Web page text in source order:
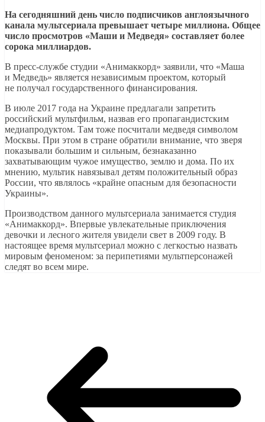
На сегодняшний день число подписчиков англоязычного
канала мультсериала превышает четыре миллиона. Общее
число просмотров «Маши и Медведя» составляет более
сорока миллиардов.
В пресс-службе студии «Анимаккорд» заявили, что «Маша
и Медведь» является независимым проектом, который
не получал государственного финансирования.
В июле 2017 года на Украине предлагали запретить
российский мультфильм, назвав его пропагандистским
медиапродуктом. Там тоже посчитали медведя символом
Москвы. При этом в стране обратили внимание, что зверя
показывали большим и сильным, безнаказанно
захватывающим чужое имущество, землю и дома. По их
мнению, мультик навязывал детям положительный образ
России, что являлось «крайне опасным для безопасности
Украины».
Производством данного мультсериала занимается студия
«Анимаккорд». Впервые увлекательные приключения
девочки и лесного жителя увидели свет в 2009 году. В
настоящее время мультсериал можно с легкостью назвать
мировым феноменом: за перипетиями мультперсонажей
следят во всем мире.